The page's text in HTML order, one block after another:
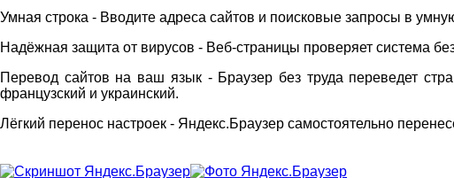
Умная строка - Вводите адреса сайтов и поисковые запросы в
Надёжная защита от вирусов - Веб-страницы проверяет система
Перевод сайтов на ваш язык - Браузер без труда переведет
французский и украинский.
Лёгкий перенос настроек - Яндекс.Браузер самостоятельно